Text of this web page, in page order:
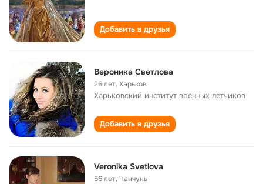
Добавить в друзья
Вероника Светлова
26 лет,Харьков
Харьковский институт военных летчиков
Добавить в друзья
Veronika Svetlova
56 лет,Чанчунь